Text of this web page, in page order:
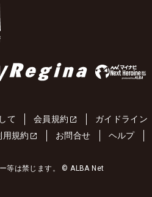
て 会員規約 ガイドライン
用規約 お問合せ ヘルプ
等は禁じます。 © ALBA Net